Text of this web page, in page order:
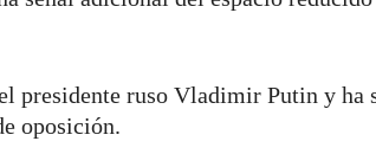
presidente ruso Vladimir Putin y ha
oposición.